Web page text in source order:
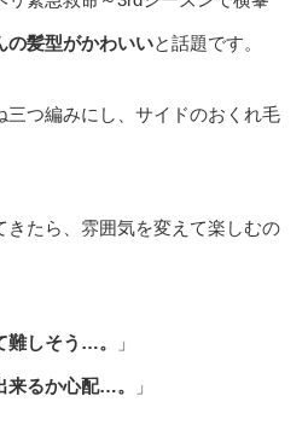
の髪型がかわいいと話題です。
三つ編みにし、サイドのおくれ毛
きたら、雰囲気を変えて楽しむの
難しそう…。 」
来るか心配…。 」